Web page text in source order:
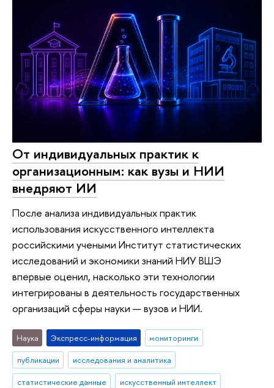
От индивидуальных практик к
организационным: как вузы и НИИ
внедряют ИИ
После анализа индивидуальных практик
использования искусственного интеллекта
российскими учеными Институт статистических
исследований и экономики знаний НИУ ВШЭ
впервые оценил, насколько эти технологии
интегрированы в деятельность государственных
организаций сферы науки — вузов и НИИ.
Наука Экспресс-информация
мониторинги
публикации
исследования и аналитика
статистические данные
искусственный интеллект